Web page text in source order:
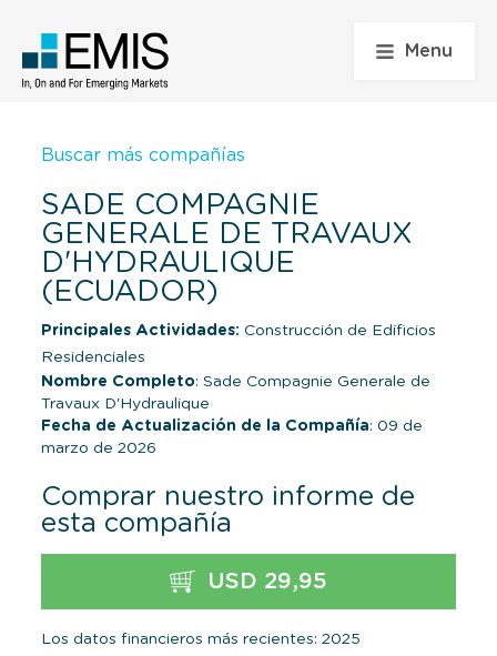
Menu
Buscar más compañías
SADE COMPAGNIE
GENERALE DE TRAVAUX
D'HYDRAULIQUE
(ECUADOR)
Principales Actividades: Construcción de Edificios
Residenciales
Nombre Completo: Sade Compagnie Generale de
Travaux D'Hydraulique
Fecha de Actualización de la Compañía: 09 de
marzo de 2026
Comprar nuestro informe de
esta compañía
USD 29,95
Los datos financieros más recientes: 2025